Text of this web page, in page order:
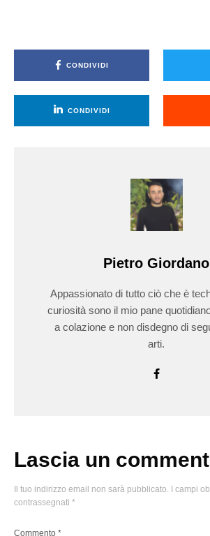
CONDIVIDI
CONDIVIDI
Pietro Giordano
Appassionato di tutto ciò che è
curiosità sono il mio pane
a colazione e non disdegno di
arti.
Lascia un
Il tuo indirizzo email non sarà pubblicato.
I campi
contrassegnati *
Commento *